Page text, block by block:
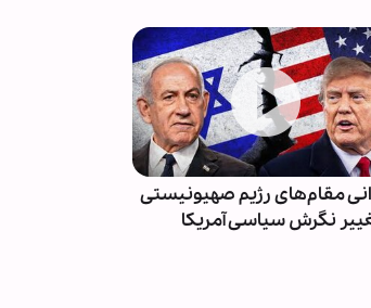
مقام‌های رژیم صهیونیستی
نگرش سیاسی آمریکا